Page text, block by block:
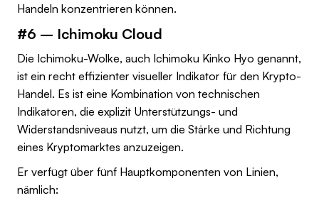
Handeln konzentrieren können.
#6 – Ichimoku Cloud
Die Ichimoku-Wolke, auch Ichimoku Kinko Hyo genannt,
ist ein recht effizienter visueller Indikator für den Krypto-
Handel. Es ist eine Kombination von technischen
Indikatoren, die explizit Unterstützungs- und
Widerstandsniveaus nutzt, um die Stärke und Richtung
eines Kryptomarktes anzuzeigen.
Er verfügt über fünf Hauptkomponenten von Linien,
nämlich: